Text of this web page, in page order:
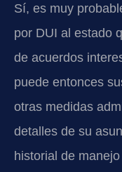
Sí, es muy
por DUI al estado
de acuerdos
puede entonces
otras medidas
detalles de su
historial de